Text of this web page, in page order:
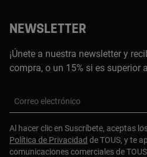
NEWSLETTER
¡Únete a nuestra newsletter y
compra, o un 15% si es superior
Correo electrónico
Al hacer clic en Suscríbete, aceptas
Política de Privacidad de TOUS, y te
comunicaciones comerciales de